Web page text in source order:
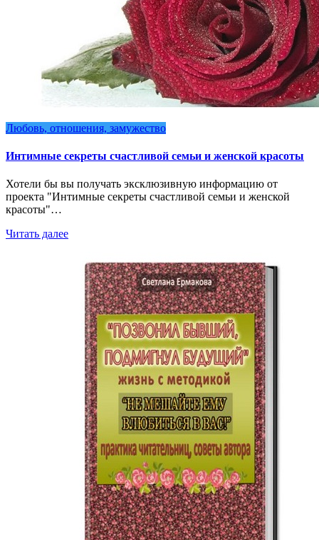
Любовь, отношения, замужество
Интимные секреты счастливой семьи и женской красоты
Хотели бы вы получать эксклюзивную информацию от
проекта "Интимные секреты счастливой семьи и женской
красоты"…
Читать далее